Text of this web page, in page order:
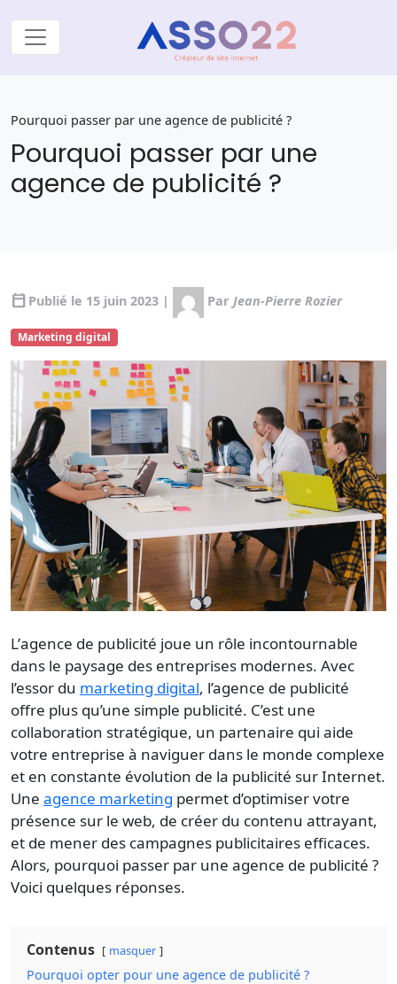
Pourquoi passer par une agence de publicité ?
Pourquoi passer par une
agence de publicité ?
calendar_today Publié le 15 juin 2023 | Par Jean-Pierre Rozier
Marketing digital
L’agence de publicité joue un rôle incontournable
dans le paysage des entreprises modernes. Avec
l’essor du marketing digital, l’agence de publicité
offre plus qu’une simple publicité. C’est une
collaboration stratégique, un partenaire qui aide
votre entreprise à naviguer dans le monde complexe
et en constante évolution de la publicité sur Internet.
Une agence marketing permet d’optimiser votre
présence sur le web, de créer du contenu attrayant,
et de mener des campagnes publicitaires efficaces.
Alors, pourquoi passer par une agence de publicité ?
Voici quelques réponses.
Contenus masquer
Pourquoi opter pour une agence de publicité ?